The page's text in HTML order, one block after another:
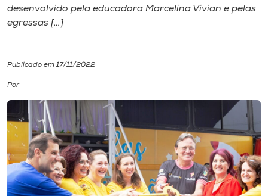
Cultura
CPA
Biblioteca
Editora
Rádio
desenvolvido pela educadora Marcelina Vivian e pelas
egressas […]
Publicado em 17/11/2022
Por